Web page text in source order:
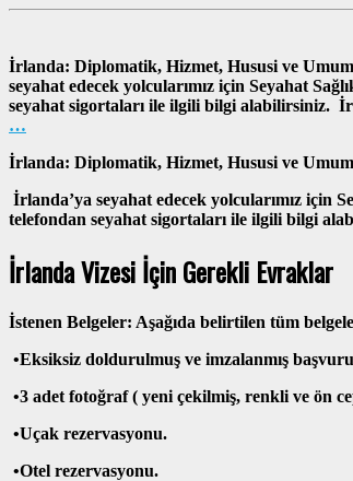
İrlanda: Diplomatik, Hizmet, Hususi ve
seyahat edecek yolcularımız için Seyahat
seyahat sigortaları ile ilgili bilgi alabilirsiniz.
…
İrlanda: Diplomatik, Hizmet, Hususi ve
İrlanda’ya seyahat edecek yolcularımız için
telefondan seyahat sigortaları ile ilgili bilgi
İrlanda Vizesi İçin Gerekli Evraklar
İstenen Belgeler: Aşağıda belirtilen tüm
•Eksiksiz doldurulmuş ve imzalanmış
•3 adet fotoğraf ( yeni çekilmiş, renkli ve ön
•Uçak rezervasyonu.
•Otel rezervasyonu.